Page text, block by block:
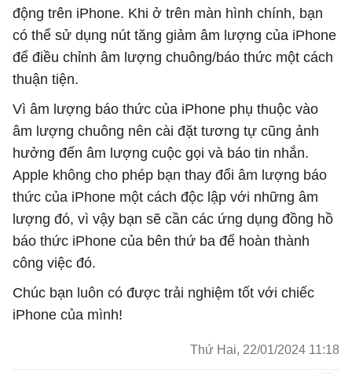
động trên iPhone. Khi ở trên màn hình chính, bạn
có thể sử dụng nút tăng giảm âm lượng của iPhone
để điều chỉnh âm lượng chuông/báo thức một cách
thuận tiện.
Vì âm lượng báo thức của iPhone phụ thuộc vào
âm lượng chuông nên cài đặt tương tự cũng ảnh
hưởng đến âm lượng cuộc gọi và báo tin nhắn.
Apple không cho phép bạn thay đổi âm lượng báo
thức của iPhone một cách độc lập với những âm
lượng đó, vì vậy bạn sẽ cần các ứng dụng đồng hồ
báo thức iPhone của bên thứ ba để hoàn thành
công việc đó.
Chúc bạn luôn có được trải nghiệm tốt với chiếc
iPhone của mình!
Thứ Hai, 22/01/2024 11:18